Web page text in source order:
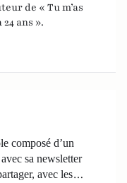
de « Tu m’as
ans ».
composé d’un
avec sa newsletter
avec les